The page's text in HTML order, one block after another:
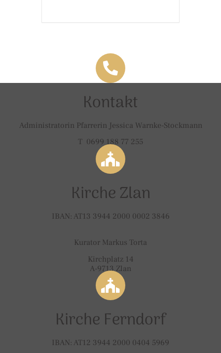
Kontakt
Administratorin Pfarrerin Jessica Warnke-Stockmann
T 0699 188 77 255
Kirche Zlan
IBAN: AT13 3944 2000 0002 3846
Kurator Markus Torta
Kirchplatz 14
A-9713 Zlan
Kirche Ferndorf
IBAN: AT12 3944 2000 0404 5969